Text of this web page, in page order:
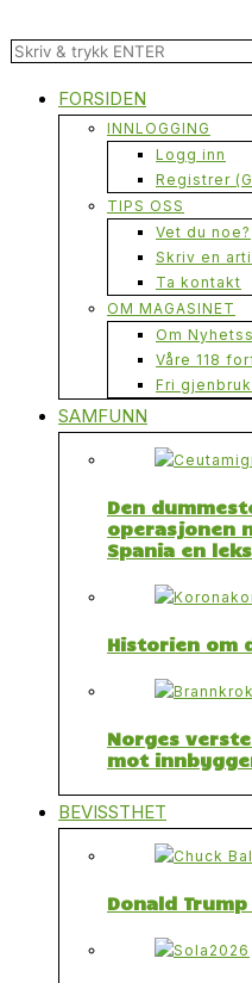
FORSIDEN
INNLOGGING
Logg inn
Registrer
TIPS OSS
Vet du noe?
Skriv en
Ta kontakt
OM MAGASINET
Om
Våre 118
Fri gjenbruk
SAMFUNN
Den
operasjonen
Spania en
Historien om
Norges
mot
BEVISSTHET
Donald